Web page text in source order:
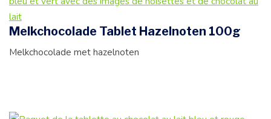
Melkchocolade Tablet Hazelnoten 100g
Melkchocolade met hazelnoten